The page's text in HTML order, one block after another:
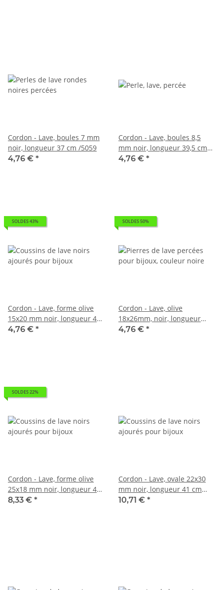
Cordon - Lave, boules 7 mm
noir, longueur 37 cm /5059
4,76 € *
Cordon - Lave, boules 8,5
mm noir, longueur 39,5 cm
/5058
4,76 € *
SOLDES 43%
Cordon - Lave, forme olive
15x20 mm noir, longueur 40
cm /5082
4,76 € *
SOLDES 50%
Cordon - Lave, olive
18x26mm, noir, longueur
40,5cm /5109
4,76 € *
SOLDES 22%
Cordon - Lave, forme olive
25x18 mm noir, longueur 41
cm /5081
8,33 € *
Cordon - Lave, ovale 22x30
mm noir, longueur 41 cm
/5116
10,71 € *